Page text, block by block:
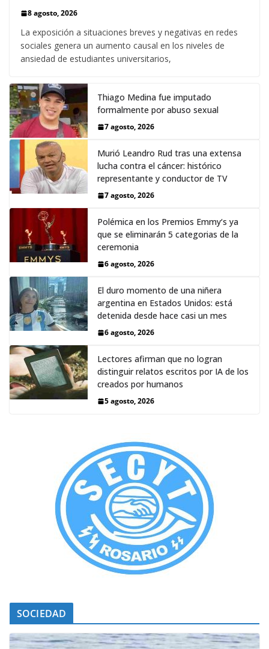
8 agosto, 2026
La exposición a situaciones breves y negativas en redes
sociales genera un aumento causal en los niveles de
ansiedad de estudiantes universitarios,
Thiago Medina fue imputado
formalmente por abuso sexual
7 agosto, 2026
Murió Leandro Rud tras una extensa
lucha contra el cáncer: histórico
representante y conductor de TV
7 agosto, 2026
Polémica en los Premios Emmy‘s ya
que se eliminarán 5 categorias de la
ceremonia
6 agosto, 2026
El duro momento de una niñera
argentina en Estados Unidos: está
detenida desde hace casi un mes
6 agosto, 2026
Lectores afirman que no logran
distinguir relatos escritos por IA de los
creados por humanos
5 agosto, 2026
SOCIEDAD